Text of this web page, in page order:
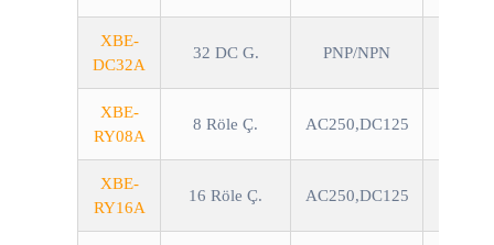
XBE-
DC32A
32 DC G. PNP/NPN
XBE-
RY08A
8 Röle Ç. AC250,DC125
XBE-
RY16A
16 Röle Ç. AC250,DC125